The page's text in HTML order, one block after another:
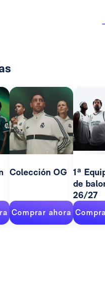
Colección OG
Comprar ahora
1ª
de
26/27